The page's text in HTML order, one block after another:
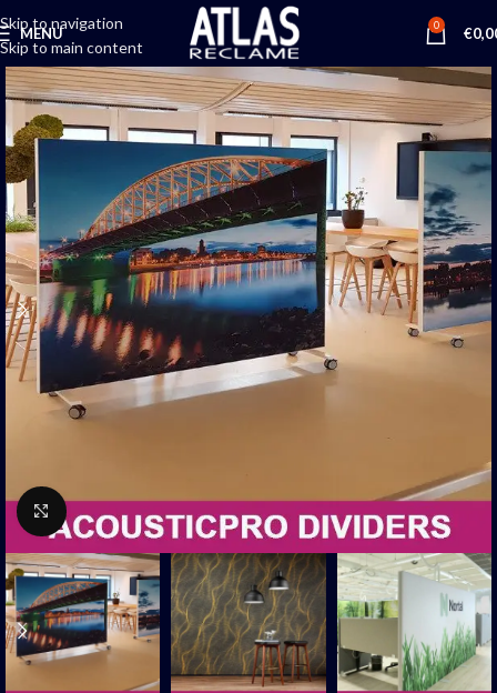
Skip to navigation
Skip to main content
MENU 0 €
Click to enlarge